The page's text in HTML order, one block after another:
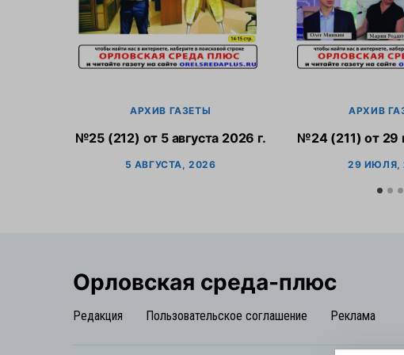
АРХИВ ГАЗЕТЫ
№25 (212) от 5 августа 2026 г.
5 АВГУСТА, 2026
АРХИВ
№24 (211) от 29
29 ИЮЛЯ,
Орловская cреда-плюс
Редакция Пользовательское соглашение Реклама